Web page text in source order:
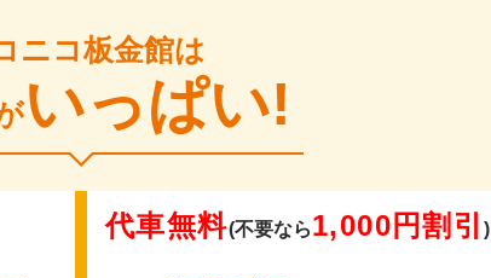
ニコ板金館は
いっぱい!
代車無料(不要なら1,000円割引)